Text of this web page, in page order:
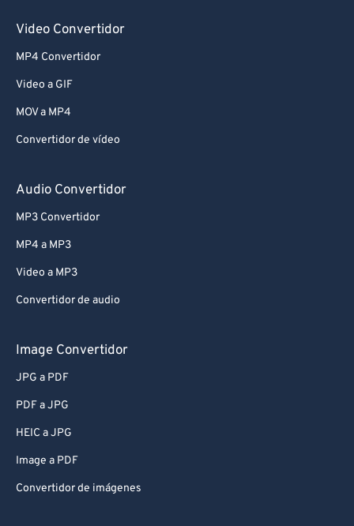
Video Convertidor
MP4 Convertidor
Video a GIF
MOV a MP4
Convertidor de vídeo
Audio Convertidor
MP3 Convertidor
MP4 a MP3
Video a MP3
Convertidor de audio
Image Convertidor
JPG a PDF
PDF a JPG
HEIC a JPG
Image a PDF
Convertidor de imágenes